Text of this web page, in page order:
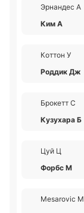
Эрнандес А
Ким А
Коттон У
Роддик Дж
Брокетт С
Кузухара Б
Цуй Ц
Форбс М
Mesarovic М